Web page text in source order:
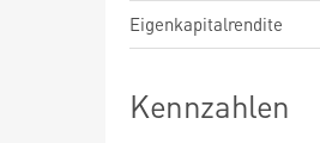
Eigenkapitalrendite
Kennzahlen